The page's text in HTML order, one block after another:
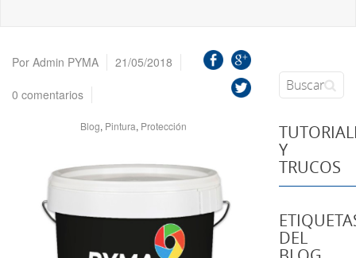
Por Admin PYMA 21/05/2018
0 comentarios
Blog, Pintura, Protección
Y
TRUCOS
DEL